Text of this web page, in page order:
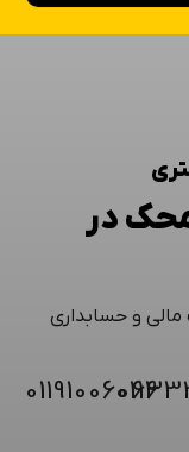
در
مالی و حسابداری
01191006066